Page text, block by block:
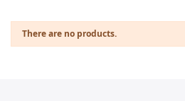
There are no products.